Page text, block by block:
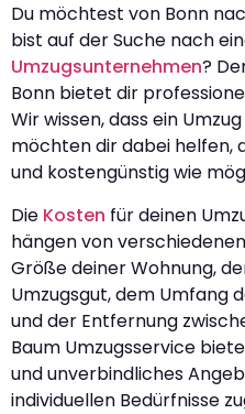
Du möchtest von Bonn
bist auf der Suche nach
Umzugsunternehmen?
Bonn bietet dir
Wir wissen, dass ein
möchten dir dabei helfen,
und kostengünstig wie
Die Kosten für deinen
hängen von
Größe deiner Wohnung,
Umzugsgut, dem Umfang
und der Entfernung
Baum Umzugsservice
und unverbindliches
individuellen Bedürfnisse